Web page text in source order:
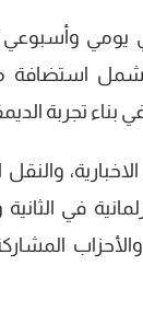
الإذاعة والتليفزيون أن هناك
وتشمل
بناء تجربة
في